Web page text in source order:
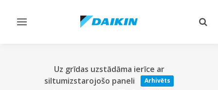
Pārslēgt
Uz grīdas uzstādāma ierīce ar
siltumizstarojošo paneli
Arhivēts